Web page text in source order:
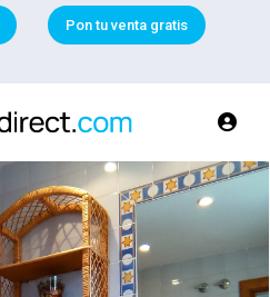
Pon tu venta gratis